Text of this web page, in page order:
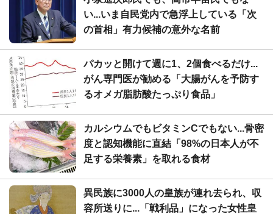
い...いま自民党内で急浮上している「次
の首相」有力候補の意外な名前
パカッと開けて週に1、2個食べるだけ...
がん専門医が勧める「大腸がんを予防す
るオメガ脂肪酸たっぷり食品」
カルシウムでもビタミンCでもない...骨密
度と認知機能に直結「98%の日本人が不
足する栄養素」を取れる食材
異民族に3000人の皇族が連れ去られ、収
容所送りに...「戦利品」になった女性皇